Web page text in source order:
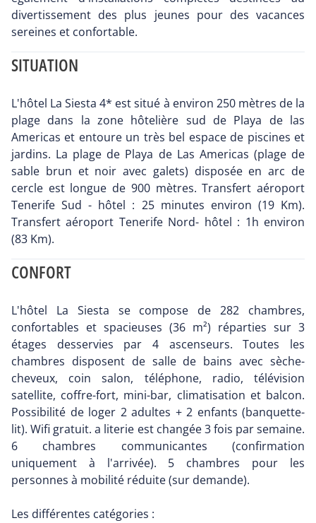
divertissement des plus jeunes pour des vacances
sereines et confortable.
SITUATION
L'hôtel La Siesta 4* est situé à environ 250 mètres de la
plage dans la zone hôtelière sud de Playa de las
Americas et entoure un très bel espace de piscines et
jardins. La plage de Playa de Las Americas (plage de
sable brun et noir avec galets) disposée en arc de
cercle est longue de 900 mètres. Transfert aéroport
Tenerife Sud - hôtel : 25 minutes environ (19 Km).
Transfert aéroport Tenerife Nord- hôtel : 1h environ
(83 Km).
CONFORT
L'hôtel La Siesta se compose de 282 chambres,
confortables et spacieuses (36 m²) réparties sur 3
étages desservies par 4 ascenseurs. Toutes les
chambres disposent de salle de bains avec sèche-
cheveux, coin salon, téléphone, radio, télévision
satellite, coffre-fort, mini-bar, climatisation et balcon.
Possibilité de loger 2 adultes + 2 enfants (banquette-
lit). Wifi gratuit. a literie est changée 3 fois par semaine.
6 chambres communicantes (confirmation
uniquement à l'arrivée). 5 chambres pour les
personnes à mobilité réduite (sur demande).
Les différentes catégories :